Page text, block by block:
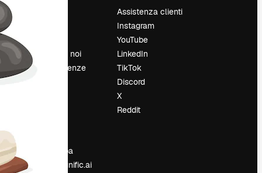
Lavora con noi
Cerca tendenze
Sala stampa
Cerchi magnific.ai
Assistenza clienti
Instagram
YouTube
LinkedIn
TikTok
Discord
X
Reddit